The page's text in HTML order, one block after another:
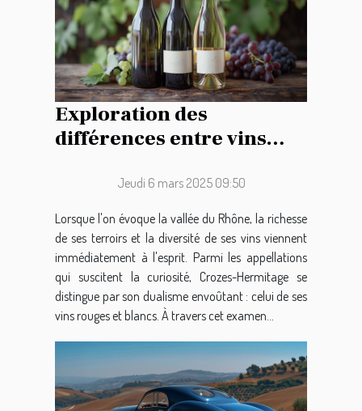
Exploration des
différences entre vins
Crozes-Hermitage
Jeudi 6 mars 2025 09:50
Lorsque l'on évoque la vallée du Rhône, la richesse
de ses terroirs et la diversité de ses vins viennent
immédiatement à l'esprit. Parmi les appellations
qui suscitent la curiosité, Crozes-Hermitage se
distingue par son dualisme envoûtant : celui de ses
vins rouges et blancs. À travers cet examen...